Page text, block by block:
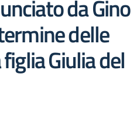
da Gino
delle
Giulia del